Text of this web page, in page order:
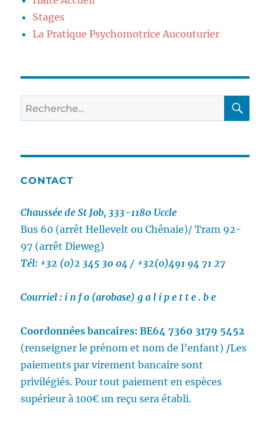
Stages
La Pratique Psychomotrice Aucouturier
Recherche
pour
CONTACT
Chaussée de St Job, 333-1180 Uccle
Bus 60 (arrêt Hellevelt ou Chênaie)/Tram 92-
97 (arrêt Dieweg)
Tél: +32 (0)2 345 30 04 / +32(0)491 94 71 27
Courriel : i n f o (arobase) g a l i p e t t e . b e
Coordonnées bancaires:BE64 7360 3179 5452
(renseigner le prénom et nom de l’enfant) /Les
paiements par virement bancaire sont
privilégiés.Pour tout paiement en espèces
supérieur à 100€ un reçu sera établi.